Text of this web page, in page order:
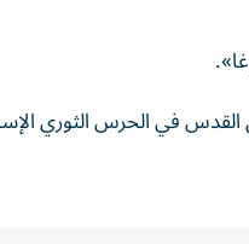
القدس في الحرس الثوري